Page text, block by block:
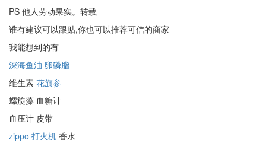
PS 他人劳动果实。转载
谁有建议可以跟贴,你也可以推荐可信的商家
我能想到的有
深海鱼油 卵磷脂
维生素 花旗参
螺旋藻 血糖计
血压计 皮带
zippo 打火机 香水